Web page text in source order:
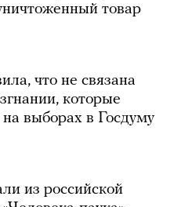
товар
что не связана
которые
выборах в Госдуму
из российской